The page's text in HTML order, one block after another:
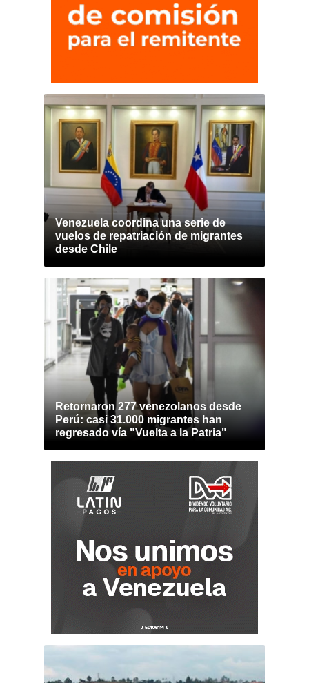
Venezuela coordina una serie de
vuelos de repatriación de migrantes
desde Chile
Retornaron 277 venezolanos desde
Perú: casi 31.000 migrantes han
regresado vía "Vuelta a la Patria"